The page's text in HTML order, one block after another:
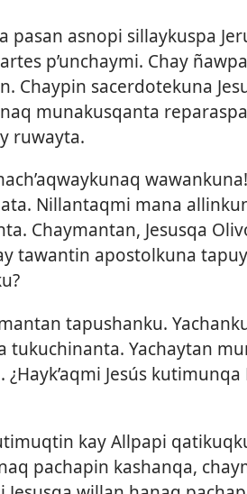
pasan asnopi sillaykuspa
p’unchaymi. Chay
Chaypin sacerdotekuna
munakusqanta
ruwayta.
Nillantaqmi mana
Chaymantan, Jesusqa
tawantin apostolkuna
tapushanku.
tukuchinanta. Yachaytan
¿Hayk’aqmi Jesús
kay Allpapi
pachapin kashanqa,